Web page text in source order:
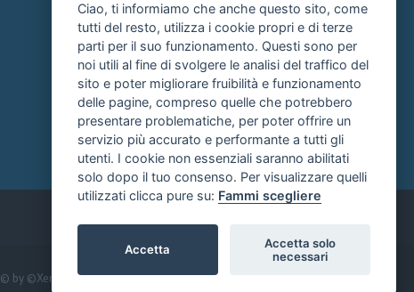
SUPPORTO FORUM
Area Ticket
CONTATTA L'AMMINISTRAZIONE
Clicca quì
© by ©XenTR |Add-ons by ThemeHouse
Ciao, ti informiamo che anche questo sito, come
tutti del resto, utilizza i cookie propri e di terze
parti per il suo funzionamento. Questi sono per
noi utili al fine di svolgere le analisi del traffico del
sito e poter migliorare fruibilità e funzionamento
delle pagine, compreso quelle che potrebbero
presentare problematiche, per poter offrire un
servizio più accurato e performante a tutti gli
utenti. I cookie non essenziali saranno abilitati
solo dopo il tuo consenso. Per visualizzare quelli
utilizzati clicca pure su: Fammi scegliere
Accetta
Accetta solo
necessari